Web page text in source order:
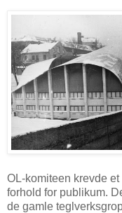
OL-komiteen krevde
forhold for publikum.
de gamle